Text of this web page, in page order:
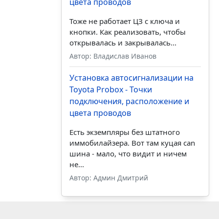
Тоже не работает ЦЗ с ключа и
кнопки. Как реализовать, чтобы
открывалась и закрывалась...
Автор: Владислав Иванов
Установка автосигнализации на
Toyota Probox - Точки
подключения, расположение и
цвета проводов
Есть экземпляры без штатного
иммобилайзера. Вот там куцая can
шина - мало, что видит и ничем
не...
Автор: Админ Дмитрий